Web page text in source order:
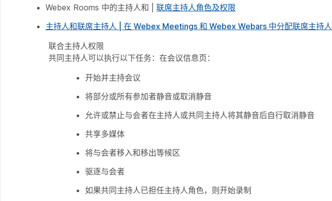
Webex Rooms 中的主持人和 | 联席主持人角色及权限
主持人和联席主持人 | 在 Webex Meetings 和 Webex Webars 中分配联席主持人
联合主持人权限
共同主持人可以执行以下任务：在会议信息页：
开始并主持会议
将部分或所有参加者静音或取消静音
允许或禁止与会者在主持人或共同主持人将其静音后自行取消静音
共享多媒体
将与会者移入和移出等候区
驱逐与会者
如果共同主持人已担任主持人角色，则开始录制